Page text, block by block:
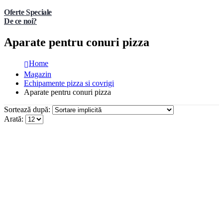
Oferte Speciale
De ce noi?
Aparate pentru conuri pizza
Home
Magazin
Echipamente pizza si covrigi
Aparate pentru conuri pizza
Sortează după:
Arată: